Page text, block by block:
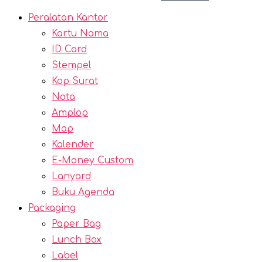
Peralatan Kantor
Kartu Nama
ID Card
Stempel
Kop Surat
Nota
Amplop
Map
Kalender
E-Money Custom
Lanyard
Buku Agenda
Packaging
Paper Bag
Lunch Box
Label